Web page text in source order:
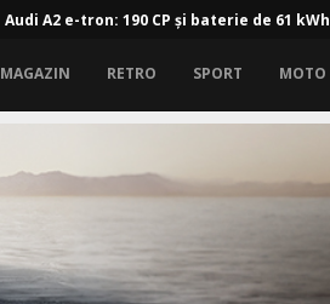
Audi A2 e-tron: 190 CP și baterie de 61 kWh
MAGAZIN RETRO SPORT MOTO